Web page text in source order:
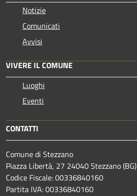
Notizie
Comunicati
Avvisi
VIVERE IL COMUNE
Luoghi
Eventi
CONTATTI
Comune di Stezzano
Piazza Libertà, 27 24040 Stezzano (BG)
Codice Fiscale: 00336840160
Partita IVA: 00336840160